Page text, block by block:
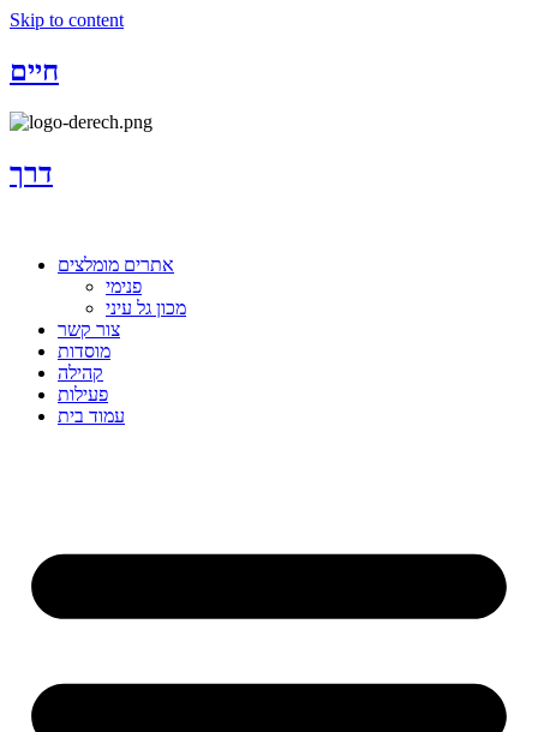
Skip to content
חיים
דרך
אתרים מומלצים
פנימי
מכון גל עיני
צור קשר
מוסדות
קהילה
פעילות
עמוד בית